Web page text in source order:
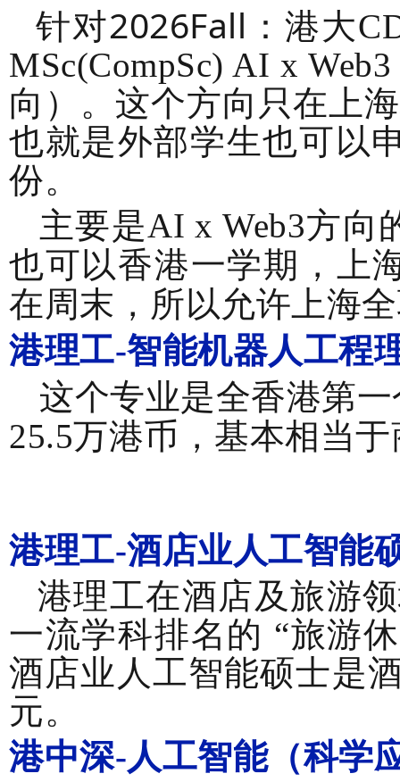
针对2026Fall：港大
MSc(CompSc) AI x
向）。 这个方向只在上
也就是外部学生也可以
份。
主要是AI x Web3方
也可以香港一学期，上
在周末，所以允许上海
港理工-智能机器人工程
这个专业是全香港第
25.5万港币，基本相当
港理工-酒店业人工智能
港理工在酒店及旅游
一流学科排名的 “旅游
酒店业人工智能硕士是
元。
港中深-人工智能（科学